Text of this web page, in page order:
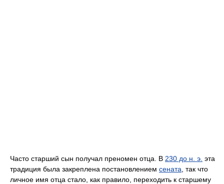
Часто старший сын получал преномен отца. В 230 до н. э. эта
традиция была закреплена постановлением сената , так что
личное имя отца стало, как правило, переходить к старшему